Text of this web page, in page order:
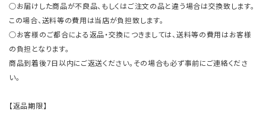
○お届けした商品が不良品、もしくはご注文の品と違う場合は交換致します。
この場合、送料等の費用は当店が負担致します。
○お客様のご都合による返品・交換につきましては、送料等の費用はお客様
の負担となります。
商品到着後7日以内にご返送ください。その場合も必ず事前にご連絡くださ
い。
【返品期限】